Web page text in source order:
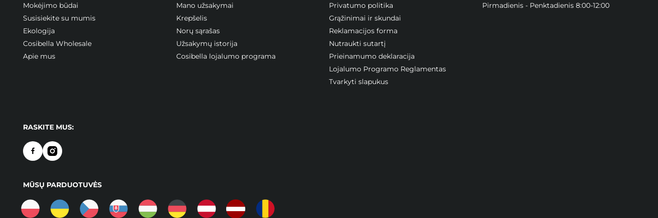
Mokėjimo būdai
Susisiekite su mumis
Ekologija
Cosibella Wholesale
Apie mus
Mano užsakymai
Krepšelis
Norų sąrašas
Užsakymų istorija
Cosibella lojalumo programa
Privatumo politika
Grąžinimai ir skundai
Reklamacijos forma
Nutraukti sutartį
Prieinamumo deklaracija
Lojalumo Programo Reglamentas
Tvarkyti slapukus
Pirmadienis - Penktadienis 8:00-12:00
RASKITE MUS:
MŪSŲ PARDUOTUVĖS